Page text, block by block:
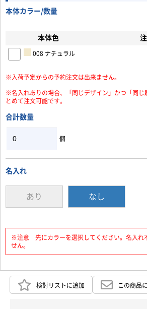
本体カラー/数量
本体色
008 ナチュラル
※入荷予定からの予約注文は出来ません。
※名入れありの場合、「同じデザイン」かつ「同じ
とめて注文可能です。
合計数量
個
名入れ
あり なし
※注意 先にカラーを選択してください。名入れ
せん。
お買い物を続ける
検討リストに追加 この商品